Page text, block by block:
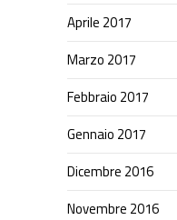
Aprile 2017
Marzo 2017
Febbraio 2017
Gennaio 2017
Dicembre 2016
Novembre 2016